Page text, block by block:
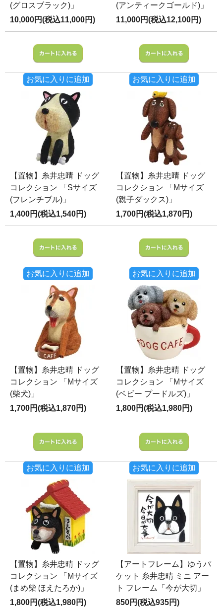
(グロスブラック)」
10,000円(税込11,000円)
お気に入りに追加
(アンティークゴールド)」
11,000円(税込12,100円)
お気に入りに追加
【置物】糸井忠晴 ドッグ
コレクション 「Sサイズ
(フレンチブル)」
1,400円(税込1,540円)
お気に入りに追加
【置物】糸井忠晴 ドッグ
コレクション 「Mサイズ
(親子ダックス)」
1,700円(税込1,870円)
お気に入りに追加
【置物】糸井忠晴 ドッグ
コレクション 「Mサイズ
(柴犬)」
1,700円(税込1,870円)
お気に入りに追加
【置物】糸井忠晴 ドッグ
コレクション 「Mサイズ
(ベビー プードルズ)」
1,800円(税込1,980円)
お気に入りに追加
【置物】糸井忠晴 ドッグ
コレクション 「Mサイズ
(まめ柴 ほえたろか)」
1,800円(税込1,980円)
【アートフレーム】ゆうパ
ケット 糸井忠晴 ミニ アー
ト フレーム「今が大切」
850円(税込935円)